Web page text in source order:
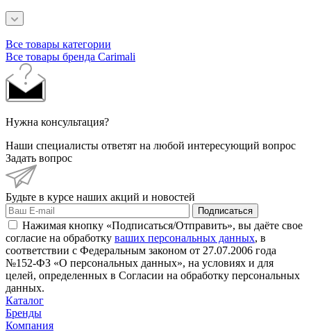
Все товары категории
Все товары бренда Carimali
Нужна консультация?
Наши специалисты ответят на любой интересующий вопрос
Задать вопрос
Будьте в курсе наших акций и новостей
Подписаться
Нажимая кнопку «Подписаться/Отправить», вы даёте свое
согласие на обработку ваших персональных данных, в
соответствии с Федеральным законом от 27.07.2006 года
№152-ФЗ «О персональных данных», на условиях и для
целей, определенных в Согласии на обработку персональных
данных.
Каталог
Бренды
Компания